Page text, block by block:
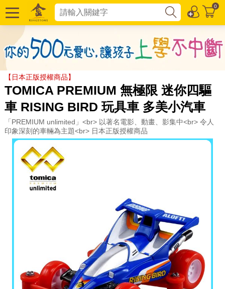
0
【日本正版授權商品】
TOMICA PREMIUM 無極限 迷你四驅
車 RISING BIRD 玩具車 多美小汽車
「PREMIUM unlimited」<br> 以著名電影、動畫、影集中<br> 令人
印象深刻的車輛為主題<br> 日本正版授權商品